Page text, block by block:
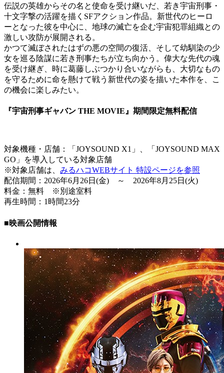
伝説の英雄からその名と使命を受け継いだ、若き宇宙刑事・
十文字撃の活躍を描くSFアクション作品。新世代のヒーロ
ーとなった彼を中心に、地球の滅亡を企む宇宙犯罪組織との
激しい攻防が展開される。
かつて滅ぼされたはずの悪の空間の復活、そして幼馴染の少
女を巡る陰謀に若き刑事たちが立ち向かう。偉大な先代の魂
を受け継ぎ、時に葛藤しぶつかり合いながらも、大切なもの
を守るために命を懸けて戦う新世代の姿を描いた本作を、こ
の機会に楽しみたい。
『宇宙刑事ギャバン THE MOVIE』期間限定無料配信
対象機種・店舗：「JOYSOUND X1」、「JOYSOUND MAX
GO」を導入している対象店舗
※対象店舗は、 みるハコWEBサイト 特設ページを参照
配信期間：2026年6月26日(金) ～ 2026年8月25日(火)
料金：無料 ※別途室料
再生時間：1時間23分
■映画公開情報